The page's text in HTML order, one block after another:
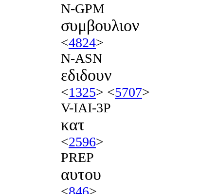
N-GPM
συμβουλιον
<4824>
N-ASN
εδιδουν
<1325> <5707>
V-IAI-3P
κατ
<2596>
PREP
αυτου